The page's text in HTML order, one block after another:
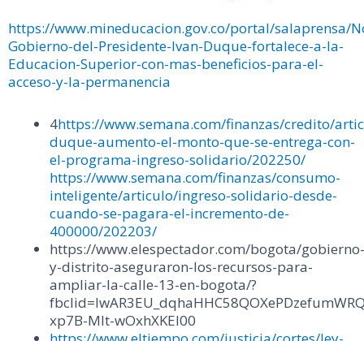
https://www.mineducacion.gov.co/portal/salaprensa/
Gobierno-del-Presidente-Ivan-Duque-fortalece-a-la-
Educacion-Superior-con-mas-beneficios-para-el-
acceso-y-la-permanencia
4https://www.semana.com/finanzas/credito/
duque-aumento-el-monto-que-se-entrega-con-
el-programa-ingreso-solidario/202250/
https://www.semana.com/finanzas/consumo-
inteligente/articulo/ingreso-solidario-desde-
cuando-se-pagara-el-incremento-de-
400000/202203/
https://www.elespectador.com/bogota/gobierno-
y-distrito-aseguraron-los-recursos-para-
ampliar-la-calle-13-en-bogota/?
xp7B-Mlt-wOxhXKEI00